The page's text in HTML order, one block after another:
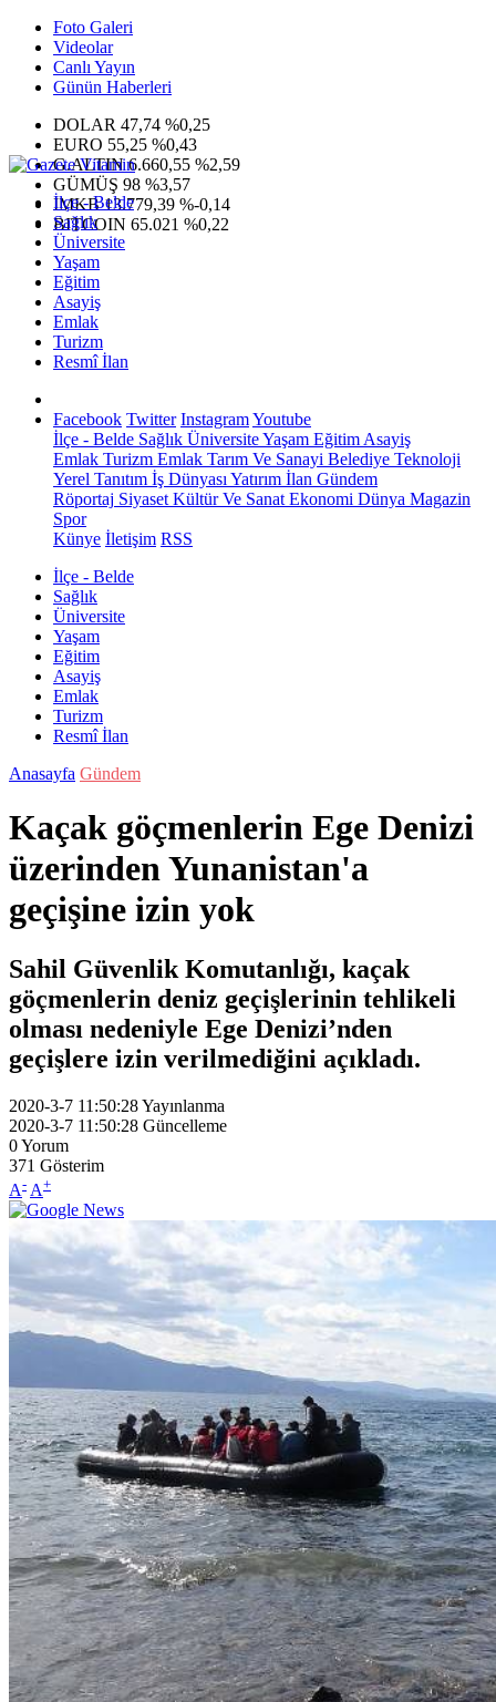
Foto Galeri
Videolar
Canlı Yayın
Günün Haberleri
DOLAR 47,74 %0,25
EURO 55,25 %0,43
G.ALTIN6.660,55 %2,59
GÜMÜŞ 98 %3,57
IMKB13.779,39 %-0,14
BITCOIN 65.021 %0,22
İlçe - Belde
Sağlık
Üniversite
Yaşam
Eğitim
Asayiş
Emlak
Turizm
Resmî İlan
Facebook Twitter InstagramYoutube
İlçe - Belde Sağlık ÜniversiteYaşam Eğitim Asayiş
Emlak Turizm Emlak Tarım Ve Sanayi Belediye Teknoloji
Yerel Tanıtım İş Dünyası Yatırım İlan Gündem
Röportaj Siyaset Kültür Ve Sanat Ekonomi Dünya Magazin
Spor
Künye İletişim RSS
İlçe - Belde
Sağlık
Üniversite
Yaşam
Eğitim
Asayiş
Emlak
Turizm
Resmî İlan
Anasayfa Gündem
Kaçak göçmenlerin Ege Denizi
üzerinden Yunanistan'a
geçişine izin yok
Sahil Güvenlik Komutanlığı, kaçak
göçmenlerin deniz geçişlerinin tehlikeli
olması nedeniyle Ege Denizi’nden
geçişlere izin verilmediğini açıkladı.
2020-3-7 11:50:28Yayınlanma
2020-3-7 11:50:28 Güncelleme
0Yorum
371 Gösterim
A- A+